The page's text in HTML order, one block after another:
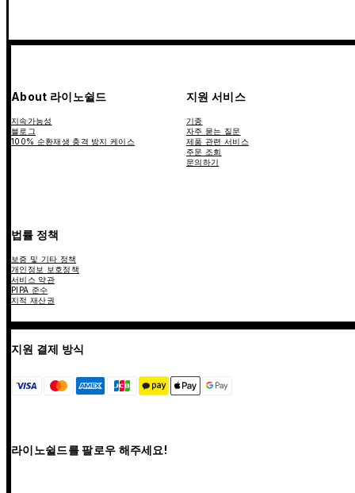
About 라이노쉴드
지속가능성
블로그
100% 순환재생 충격 방지 케이스
지원 서비스
기종
자주 묻는 질문
제품 관련 서비스
주문 조회
문의하기
법률 정책
보증 및 기타 정책
개인정보 보호정책
서비스 약관
PIPA 준수
지적 재산권
지원 결제 방식
라이노쉴드를 팔로우 해주세요!